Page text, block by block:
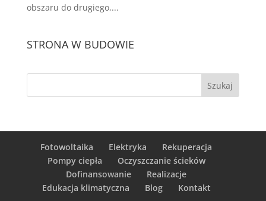
obszaru do drugiego,...
STRONA W BUDOWIE
Fotowoltaika Elektryka
Rekuperacja
Pompy ciepła
Oczyszczanie ścieków
Dofinansowanie
Realizacje
Edukacja klimatyczna
Blog Kontakt